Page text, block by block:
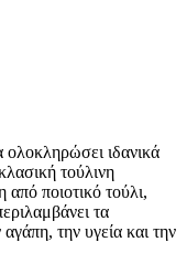
ιδανικά
τούλινη
ποιοτικό τούλι,
τα
την υγεία και την